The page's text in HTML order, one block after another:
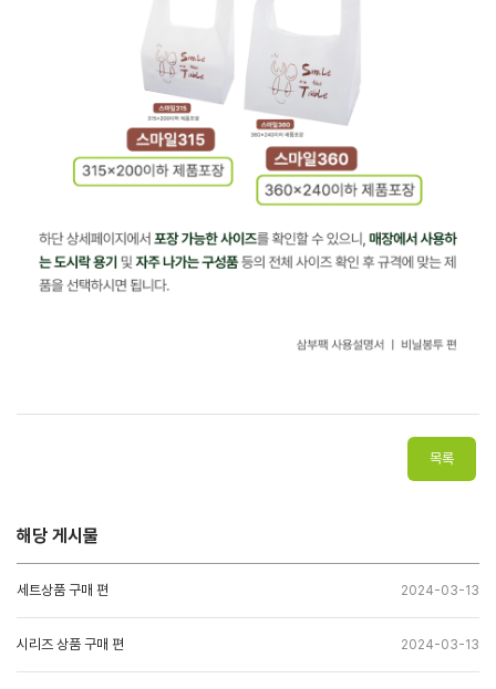
해당 게시물
세트상품 구매 편 2024-03-13
시리즈 상품 구매 편 2024-03-13